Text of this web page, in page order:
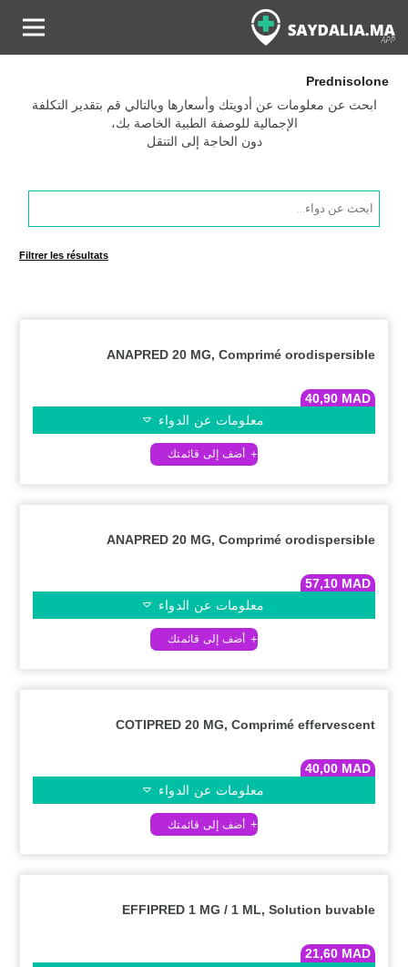
Prednisolone
ابحث عن معلومات عن أدويتك وأسعارها وبالتالي قم بتقدير التكلفة
الإجمالية للوصفة الطبية الخاصة بك،
دون الحاجة إلى التنقل
Products
search
Filtrer les résultats
ANAPRED 20 MG, Comprimé orodispersible
40,90 MAD
معلومات عن الدواء
ANAPRED 20 MG, Comprimé orodispersible
57,10 MAD
معلومات عن الدواء
COTIPRED 20 MG, Comprimé effervescent
40,00 MAD
معلومات عن الدواء
EFFIPRED 1 MG / 1 ML, Solution buvable
21,60 MAD